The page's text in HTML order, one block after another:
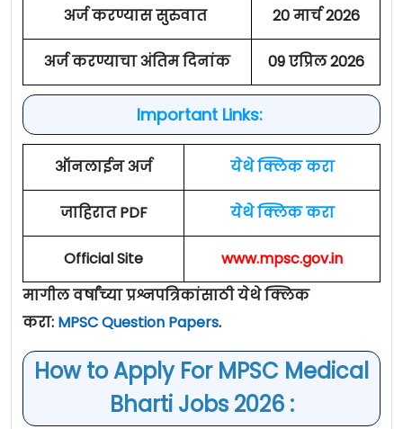
अर्ज करण्यास सुरुवात 20 मार्च 2026
अर्ज करण्याचा अंतिम दिनांक 09 एप्रिल 2026
Important Links:
ऑनलाईन अर्ज येथे क्लिक करा
जाहिरात PDF येथे क्लिक करा
Official Site
www.mpsc.gov.in
मागील वर्षांच्या प्रश्नपत्रिकांसाठी येथे क्लिक
करा: MPSC Question Papers.
How to Apply For MPSC Medical
Bharti Jobs 2026 :